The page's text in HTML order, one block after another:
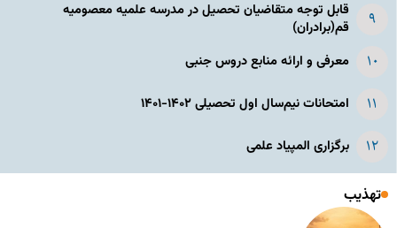
قابل توجه متقاضیان تحصیل در مدرسه علمیه معصومیه
قم(برادران)
معرفی و ارائه منابع دروس جنبی
امتحانات نیم‌سال اول تحصیلی ۱۴۰۲-۱۴۰۱
برگزاری المپیاد علمی
تهذیب